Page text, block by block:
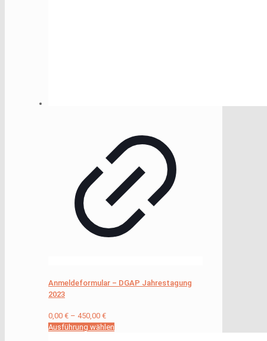
Anmeldeformular – DGAP Jahrestagung
2023
0,00 € – 450,00 €
Ausführung wählen